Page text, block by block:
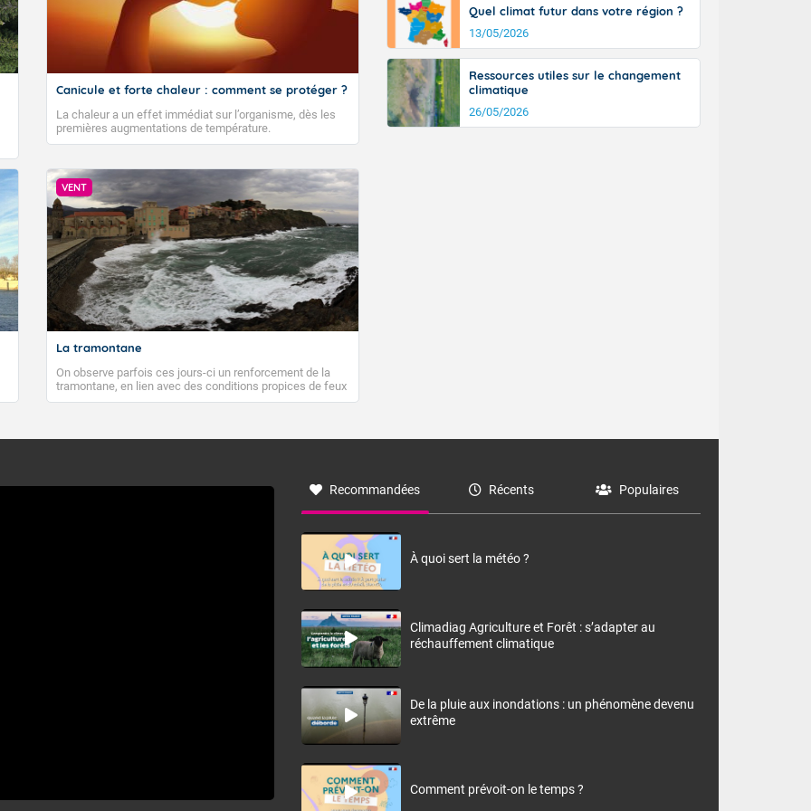
Canicule et forte chaleur : comment se protéger ?
La chaleur a un effet immédiat sur l’organisme, dès les
premières augmentations de température.
VENT
La tramontane
On observe parfois ces jours-ci un renforcement de la
tramontane, en lien avec des conditions propices de feux
de forêt. Mais qu'est-ce que la tramontane ? Quelles sont
à nord-ouest, dans un secteur qui part du Roussillon à la
monts, en allusion aux régions montagneuses d’où
Quel climat futur dans votre région ?
13/05/2026
Ressources utiles sur le changement
climatique
26/05/2026
Recommandées Récents Populaires
À quoi sert la météo ?
Climadiag Agriculture et Forêt : s’adapter au
réchauffement climatique
De la pluie aux inondations : un phénomène devenu
extrême
Comment prévoit-on le temps ?